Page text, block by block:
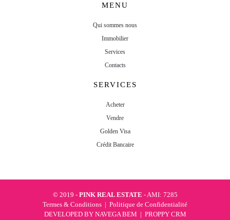
MENU
Qui sommes nous
Immobilier
Services
Contacts
SERVICES
Acheter
Vendre
Golden Visa
Crédit Bancaire
© 2019 - PINK REAL ESTATE - AMI: 7285
Termes & Conditions | Politique de Confidentialité
DEVELOPED BY NAVEGA BEM | PROPPY CRM